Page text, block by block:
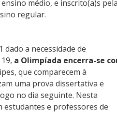
médio, e inscrito(a)s pela
regular.
dado a necessidade de
a Olimpíada encerra-se
que comparecem à
uma prova dissertativa e
no dia seguinte. Nesta
estudantes e professores de